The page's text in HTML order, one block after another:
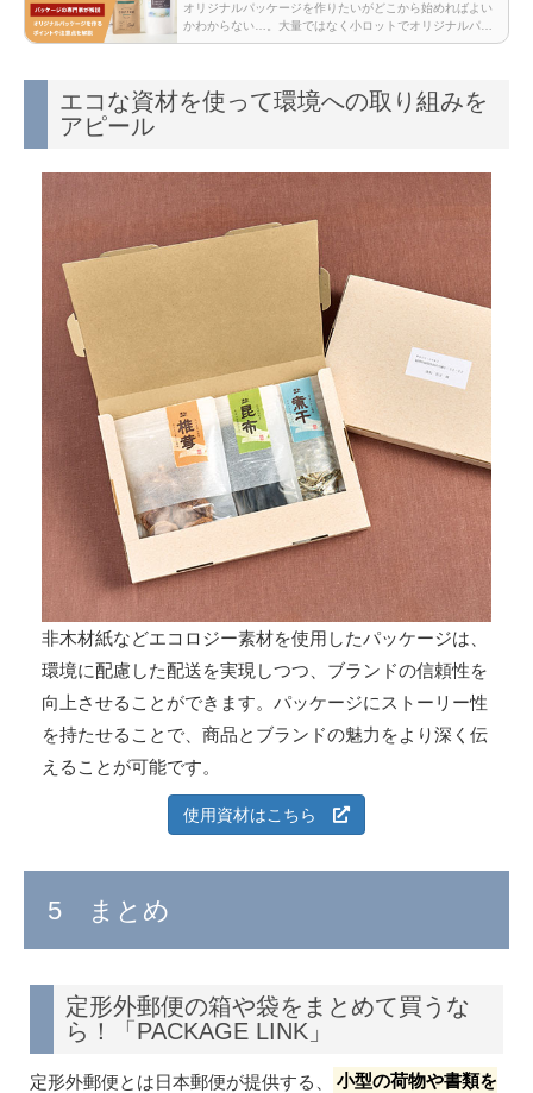
オリジナルパッケージを作りたいがどこから始めればよい
かわからない…。大量ではなく小ロットでオリジナルパッ
ケージを作りたい…。オリジナルパッケージを作るうえで
エコな資材を使って環境への取り組みを
アピール
非木材紙などエコロジー素材を使用したパッケージは、
環境に配慮した配送を実現しつつ、ブランドの信頼性を
向上させることができます。パッケージにストーリー性
を持たせることで、商品とブランドの魅力をより深く伝
えることが可能です。
使用資材はこちら
5 まとめ
定形外郵便の箱や袋をまとめて買うな
ら！「PACKAGE LINK」
定形外郵便とは日本郵便が提供する、
小型の荷物や書類を